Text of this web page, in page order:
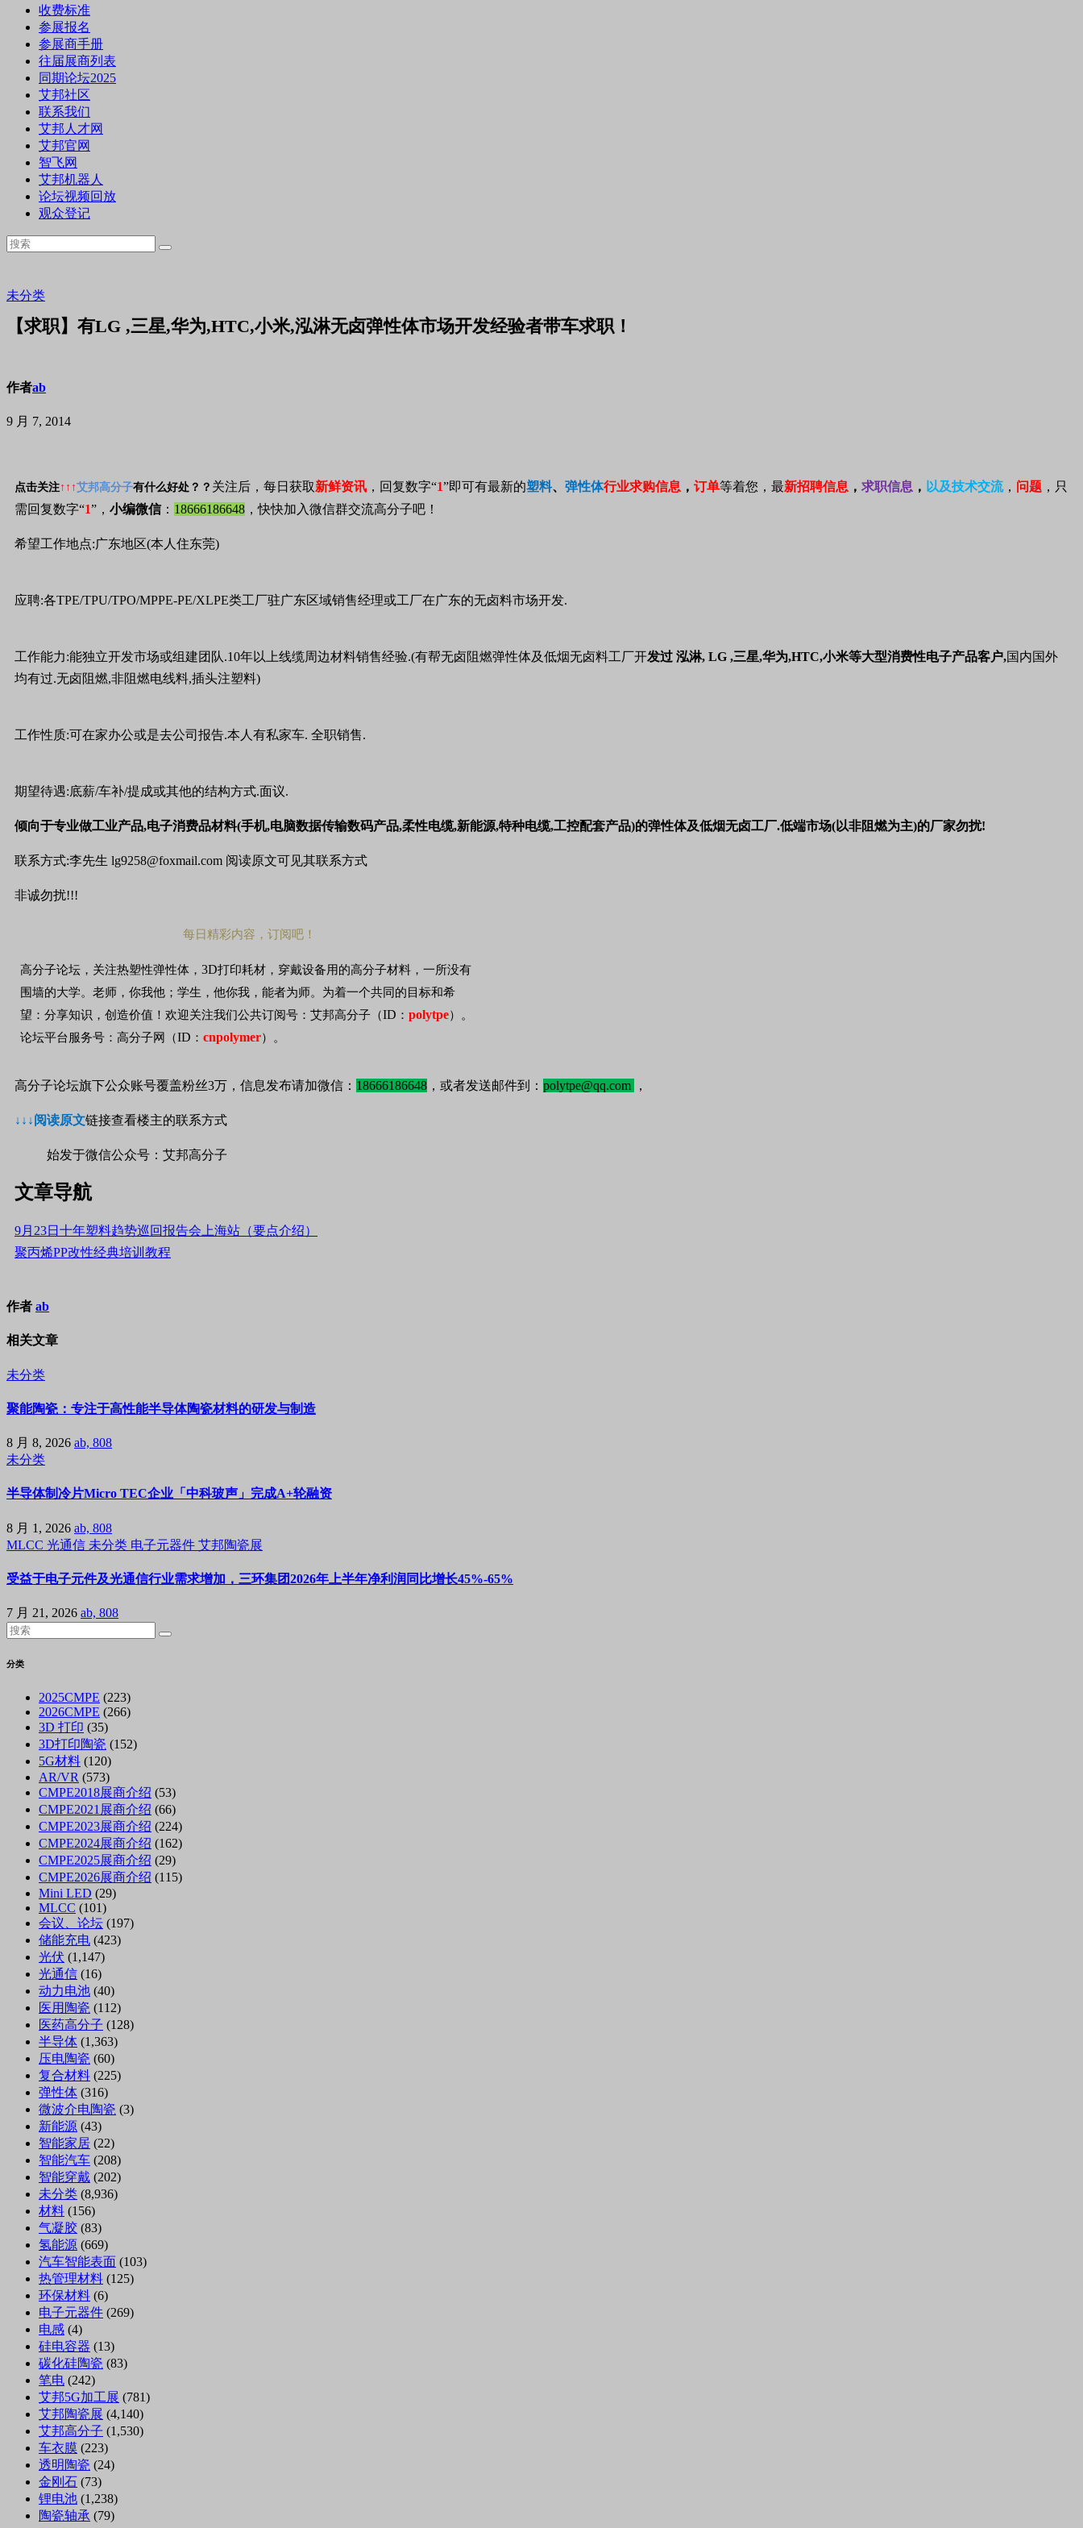
收费标准
参展报名
参展商手册
往届展商列表
同期论坛2025
艾邦社区
联系我们
艾邦人才网
艾邦官网
智飞网
艾邦机器人
论坛视频回放
观众登记
未分类
【求职】有LG ,三星,华为,HTC,小米,泓淋无卤弹性体市场开发经验者带车求职！
作者ab
9 月 7, 2014
点击关注↑↑↑艾邦高分子有什么好处？？ 关注后，每日获取新鲜资讯 ，回复数字“1”即可有最新的塑料、 弹性体行业求购信息 ， 订单等着您，最新招聘信息 ， 求职信息 ， 以及技术交流， 问题 ，只
需回复数字“1”， 小编微信 ： 18666186648 ，快快加入微信群交流高分子吧！
希望工作地点:广东地区(本人住东莞)
应聘:各TPE/TPU/TPO/MPPE-PE/XLPE类工厂驻广东区域销售经理或工厂在广东的无卤料市场开发.
工作能力:能独立开发市场或组建团队.10年以上线缆周边材料销售经验.(有帮无卤阻燃弹性体及低烟无卤料工厂开发过 泓淋, LG ,三星,华为,HTC,小米等大型消费性电子产品客户,国内国外
均有过.无卤阻燃,非阻燃电线料,插头注塑料)
工作性质:可在家办公或是去公司报告.本人有私家车. 全职销售.
期望待遇:底薪/车补/提成或其他的结构方式.面议.
倾向于专业做工业产品,电子消费品材料(手机,电脑数据传输数码产品,柔性电缆,新能源,特种电缆,工控配套产品)的弹性体及低烟无卤工厂.低端市场(以非阻燃为主)的厂家勿扰!
联系方式:李先生 lg9258@foxmail.com 阅读原文可见其联系方式
非诚勿扰!!!
每日精彩内容，订阅吧！
高分子论坛，关注热塑性弹性体， 3D打印耗材，穿戴设备用的高分子材料，一所没有
围墙的大学。老师，你我他；学生，他你我，能者为师。为着一个共同的目标和希
望：分享知识，创造价值！欢迎关注我们公共订阅号：艾邦高分子（ID ： polytpe）。
论坛平台服务号：高分子网（ID ： cnpolymer）。
高分子论坛旗下公众账号覆盖粉丝3万，信息发布请加微信： 18666186648 ，或者发送邮件到： polytpe@qq.com ，
↓↓↓阅读原文链接查看楼主的联系方式
始发于微信公众号：艾邦高分子
文章导航
9月23日十年塑料趋势巡回报告会上海站（要点介绍）
聚丙烯PP改性经典培训教程
作者 ab
相关文章
未分类
聚能陶瓷：专注于高性能半导体陶瓷材料的研发与制造
8 月 8, 2026 ab, 808
未分类
半导体制冷片Micro TEC企业「中科玻声」完成A+轮融资
8 月 1, 2026 ab, 808
MLCC 光通信 未分类 电子元器件 艾邦陶瓷展
受益于电子元件及光通信行业需求增加，三环集团2026年上半年净利润同比增长45%-65%
7 月 21, 2026 ab, 808
分类
2025CMPE (223)
2026CMPE (266)
3D 打印 (35)
3D打印陶瓷 (152)
5G材料 (120)
AR/VR (573)
CMPE2018展商介绍 (53)
CMPE2021展商介绍 (66)
CMPE2023展商介绍 (224)
CMPE2024展商介绍 (162)
CMPE2025展商介绍 (29)
CMPE2026展商介绍 (115)
Mini LED (29)
MLCC (101)
会议、论坛 (197)
储能充电 (423)
光伏 (1,147)
光通信 (16)
动力电池 (40)
医用陶瓷 (112)
医药高分子 (128)
半导体 (1,363)
压电陶瓷 (60)
复合材料 (225)
弹性体 (316)
微波介电陶瓷 (3)
新能源 (43)
智能家居 (22)
智能汽车 (208)
智能穿戴 (202)
未分类 (8,936)
材料 (156)
气凝胶 (83)
氢能源 (669)
汽车智能表面 (103)
热管理材料 (125)
环保材料 (6)
电子元器件 (269)
电感 (4)
硅电容器 (13)
碳化硅陶瓷 (83)
笔电 (242)
艾邦5G加工展 (781)
艾邦陶瓷展 (4,140)
艾邦高分子 (1,530)
车衣膜 (223)
透明陶瓷 (24)
金刚石 (73)
锂电池 (1,238)
陶瓷轴承 (79)